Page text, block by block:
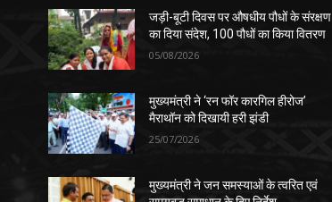
जड़ी-बूटी दिवस पर औषधीय पौधों के संरक्षण
का दिया संदेश, 100 पौधों का किया वितरण
05/08/2026
मुख्यमंत्री ने ‘रन फॉर कारगिल हीरोज’
मैराथॉन को दिखायी हरी झंडी
25/07/2026
मुख्यमंत्री ने जन समस्याओं के त्वरित एवं